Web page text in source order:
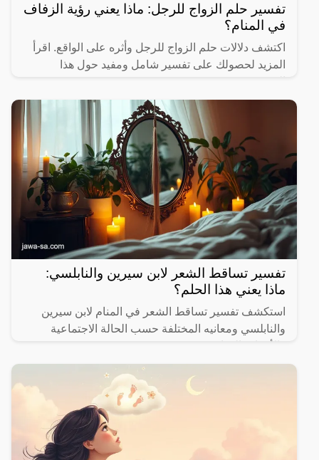
تفسير حلم الزواج للرجل: ماذا يعني رؤية الزفاف
في المنام؟
اكتشف دلالات حلم الزواج للرجل وأثره على الواقع. اقرأ
المزيد لحصولك على تفسير شامل ومفيد حول هذا
تفسير تساقط الشعر لابن سيرين والنابلسي:
ماذا يعني هذا الحلم؟
استكشف تفسير تساقط الشعر في المنام لابن سيرين
والنابلسي ومعانيه المختلفة حسب الحالة الاجتماعية